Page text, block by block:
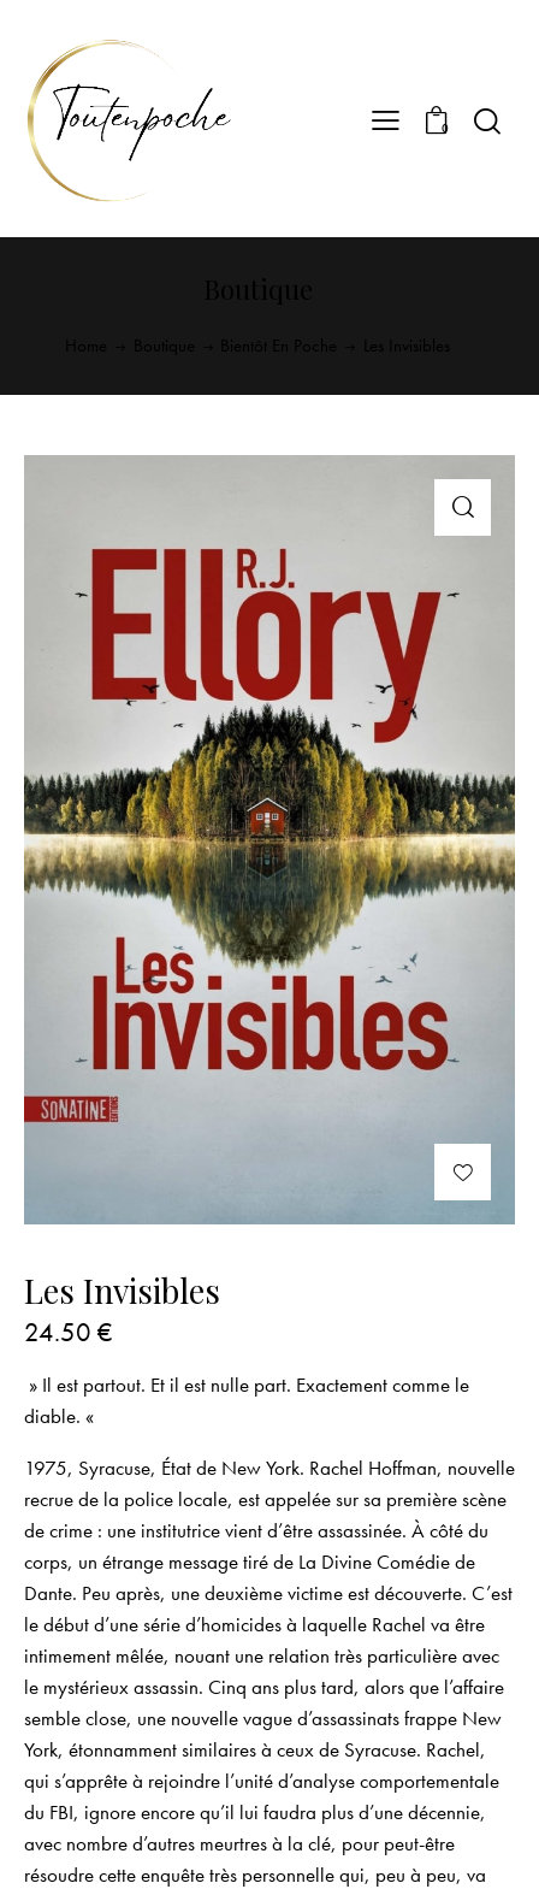
0
Les Invisibles
24.50 €
» Il est partout. Et il est nulle part. Exactement comme le
diable. «
1975, Syracuse, État de New York. Rachel Hoffman, nouvelle
recrue de la police locale, est appelée sur sa première scène
de crime : une institutrice vient d’être assassinée. À côté du
corps, un étrange message tiré de La Divine Comédiede
Dante. Peu après, une deuxième victime est découverte. C’est
le début d’une série d’homicides à laquelle Rachel va être
intimement mêlée, nouant une relation très particulière avec
le mystérieux assassin. Cinq ans plus tard, alors que l’affaire
semble close, une nouvelle vague d’assassinats frappe New
York, étonnamment similaires à ceux de Syracuse. Rachel,
qui s’apprête à rejoindre l’unité d’analyse comportementale
du FBI, ignore encore qu’il lui faudra plus d’une décennie,
avec nombre d’autres meurtres à la clé, pour peut-être
résoudre cette enquête très personnelle qui, peu à peu, va